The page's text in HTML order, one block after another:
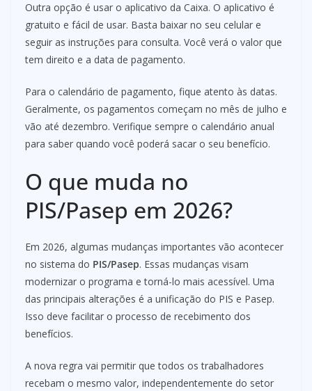
Outra opção é usar o aplicativo da Caixa. O aplicativo é
gratuito e fácil de usar. Basta baixar no seu celular e
seguir as instruções para consulta. Você verá o valor que
tem direito e a data de pagamento.
Para o calendário de pagamento, fique atento às datas.
Geralmente, os pagamentos começam no mês de julho e
vão até dezembro. Verifique sempre o calendário anual
para saber quando você poderá sacar o seu benefício.
O que muda no
PIS/Pasep em 2026?
Em 2026, algumas mudanças importantes vão acontecer
no sistema do PIS/Pasep. Essas mudanças visam
modernizar o programa e torná-lo mais acessível. Uma
das principais alterações é a unificação do PIS e Pasep.
Isso deve facilitar o processo de recebimento dos
benefícios.
A nova regra vai permitir que todos os trabalhadores
recebam o mesmo valor, independentemente do setor